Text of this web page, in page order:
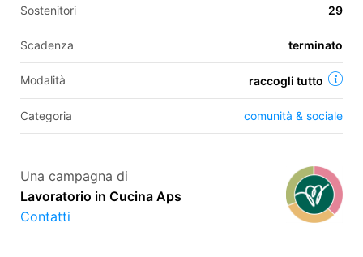
Sostenitori 29
Scadenza terminato
Modalità raccogli tutto
Categoria comunità & sociale
Una campagna di
Lavoratorio in Cucina Aps
Contatti